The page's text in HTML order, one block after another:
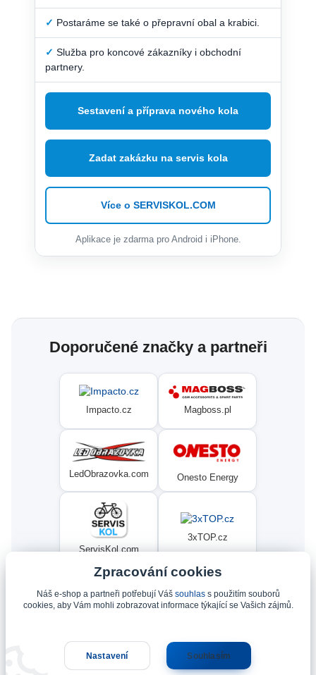
✓ Postaráme se také o přepravní obal a krabici.
✓ Služba pro koncové zákazníky i obchodní
partnery.
Sestavení a příprava nového kola
Zadat zakázku na servis kola
Více o SERVISKOL.COM
Aplikace je zdarma pro Android i iPhone.
Doporučené značky a partneři
Impacto.cz Magboss.pl
LedObrazovka.com Onesto Energy
ServisKol.com
3xTOP.cz
Condat Ninex.cz
Zpracování cookies
Náš e-shop a partneři potřebují Váš souhlass použitím souborů
cookies, aby Vám mohli zobrazovat informace týkající se Vašich zájmů.
Nastavení Souhlasím